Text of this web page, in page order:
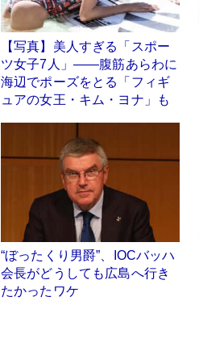
【写真】美人すぎる「スポー
ツ女子7人」――腹筋あらわに
海辺でポーズをとる「フィギ
ュアの女王・キム・ヨナ」も
“ぼったくり男爵”、IOCバッハ
会長がどうしても広島へ行き
たかったワケ